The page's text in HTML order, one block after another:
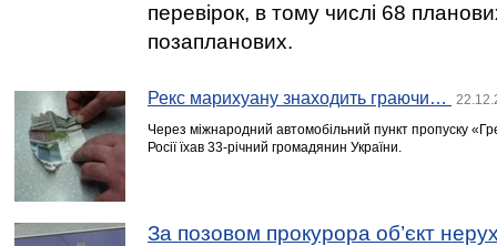
перевірок, в тому числі 68
позапланових.
Рекс марихуану знаходить граючи…
Через міжнародний автомобільний пункт пропуску
Росії їхав 33-річний громадянин України.
За позовом прокурора об’єкт